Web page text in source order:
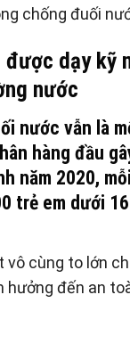
chống đuối
dạy kỹ
nước
nước vẫn là
hàng đầu
năm 2020,
trẻ em dưới
cùng to lớn
hưởng đến an